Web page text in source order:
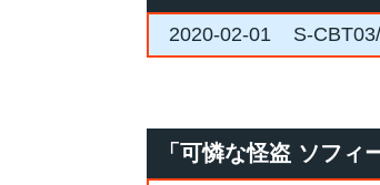
2020-02-01 S-
「可憐な怪盗 ソフ